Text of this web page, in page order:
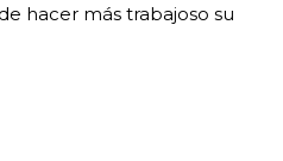
hacer más trabajoso su